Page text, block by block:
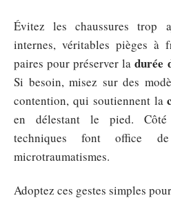
Évitez les chaussures trop
internes, véritables pièges à
paires pour préserver ladurée
Si besoin, misez sur des
contention, qui soutiennent la
en délestant le pied. Côté
techniques font office
microtraumatismes.
Adoptez ces gestes simples